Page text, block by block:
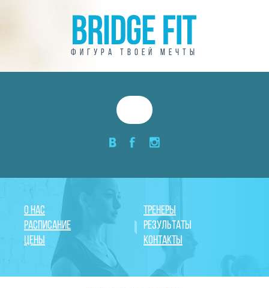
фигура твоей мечты
о нас
расписание
Цены
тренеры
Результаты
контакты